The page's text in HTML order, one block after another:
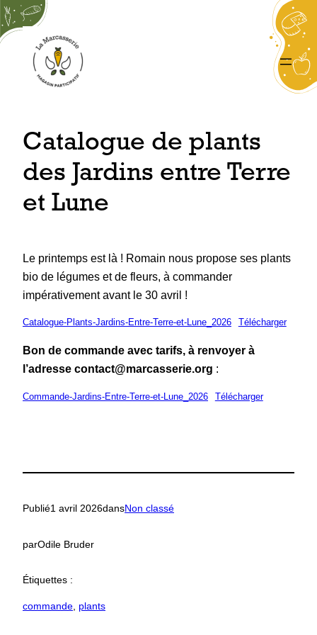
Aller
au
contenu
Catalogue de plants
des Jardins entre Terre
et Lune
Le printemps est là ! Romain nous propose ses plants
bio de légumes et de fleurs, à commander
impérativement avant le 30 avril !
Catalogue-Plants-Jardins-Entre-Terre-et-Lune_2026 Télécharger
Bon de commande avec tarifs, à renvoyer à
l’adresse contact@marcasserie.org :
Commande-Jardins-Entre-Terre-et-Lune_2026 Télécharger
Publié1 avril 2026dansNon classé
parOdile Bruder
Étiquettes :
commande plants